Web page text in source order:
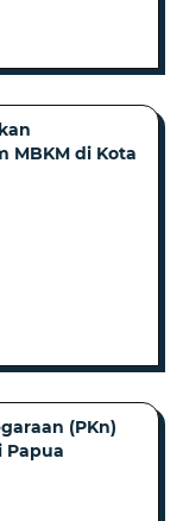
MBKM di Kota
(PKn)
Papua